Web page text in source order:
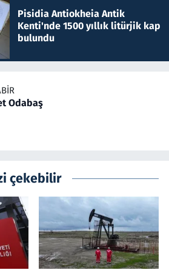
Pisidia Antiokheia Antik
Kenti'nde 1500 yıllık litürjik kap
bulundu
Odabaş
çekebilir